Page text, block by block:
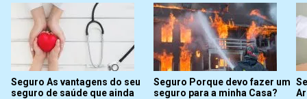
Seguro As vantagens do seu
seguro de saúde que ainda
Seguro Porque devo fazer um
seguro para a minha Casa?